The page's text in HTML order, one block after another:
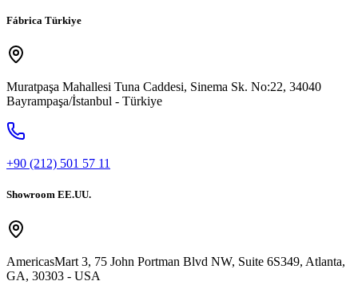
Fábrica Türkiye
Muratpaşa Mahallesi Tuna Caddesi, Sinema Sk. No:22, 34040
Bayrampaşa/İstanbul - Türkiye
+90 (212) 501 57 11
Showroom EE.UU.
AmericasMart 3, 75 John Portman Blvd NW, Suite 6S349, Atlanta,
GA, 30303 - USA